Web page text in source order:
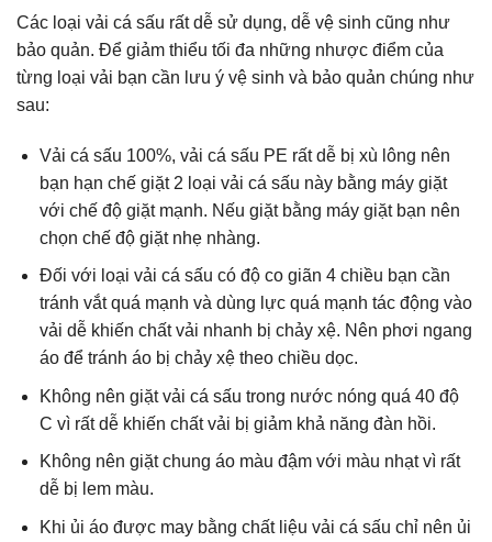
Các loại vải cá sấu rất dễ sử dụng, dễ vệ sinh cũng như
bảo quản. Để giảm thiểu tối đa những nhược điểm của
từng loại vải bạn cần lưu ý vệ sinh và bảo quản chúng như
sau:
Vải cá sấu 100%, vải cá sấu PE rất dễ bị xù lông nên
bạn hạn chế giặt 2 loại vải cá sấu này bằng máy giặt
với chế độ giặt mạnh. Nếu giặt bằng máy giặt bạn nên
chọn chế độ giặt nhẹ nhàng.
Đối với loại vải cá sấu có độ co giãn 4 chiều bạn cần
tránh vắt quá mạnh và dùng lực quá mạnh tác động vào
vải dễ khiến chất vải nhanh bị chảy xệ. Nên phơi ngang
áo để tránh áo bị chảy xệ theo chiều dọc.
Không nên giặt vải cá sấu trong nước nóng quá 40 độ
C vì rất dễ khiến chất vải bị giảm khả năng đàn hồi.
Không nên giặt chung áo màu đậm với màu nhạt vì rất
dễ bị lem màu.
Khi ủi áo được may bằng chất liệu vải cá sấu chỉ nên ủi